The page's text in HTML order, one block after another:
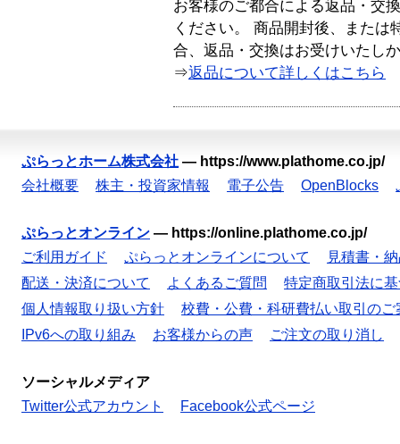
お客様のご都合による返品・交
ください。 商品開封後、または
合、返品・交換はお受けいたし
⇒返品について詳しくはこちら
ぷらっとホーム株式会社 — https://www.plathome.co.jp/
会社概要
株主・投資家情報 電子公告 OpenBlocks
ぷらっとオンライン — https://online.plathome.co.jp/
ご利用ガイド
ぷらっとオンラインについて
見積書・
配送・決済について
よくあるご質問
特定商取引法に
個人情報取り扱い方針
校費・公費・科研費払い取引のご
IPv6への取り組み
お客様からの声 ご注文の取り消し
ソーシャルメディア
Twitter公式アカウント
Facebook公式ページ